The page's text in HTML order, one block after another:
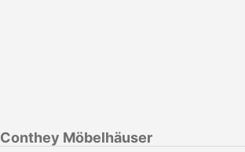
Conthey Möbelhäuser